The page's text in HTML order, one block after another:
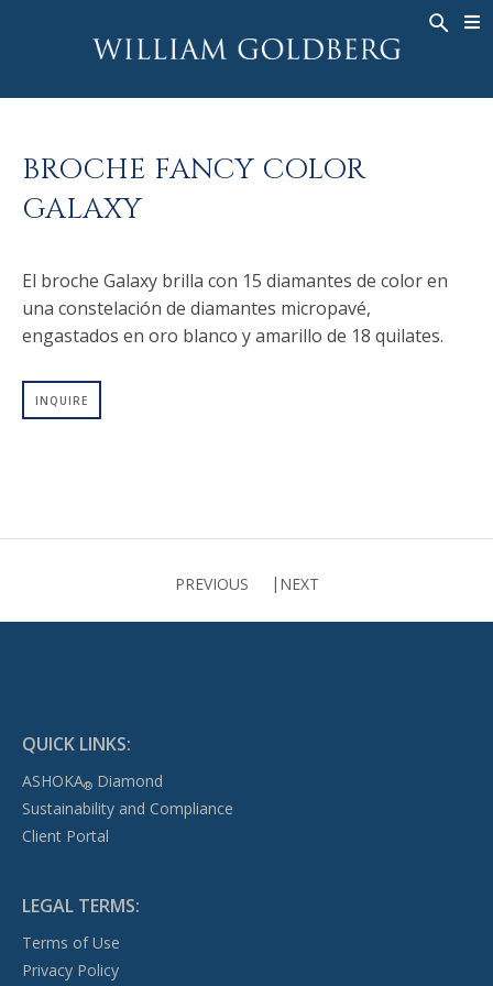
ALTA JOYERÍA
ANILLO PARA HOMBRE
COLLARES
PENDIENTES
PULSERAS
DIAMANTES FANTASÍA
ASHOKA JOYERÍA
ANILLOS
BANDS
COLLARES
COLGANTES
PULSERAS
HISTORIA
ASHOKA®
BROCHE FANCY COLOR
GALAXY
El broche Galaxy brilla con 15 diamantes de color en
una constelación de diamantes micropavé,
engastados en oro blanco y amarillo de 18 quilates.
INQUIRE
PREVIOUS NEXT
QUICK LINKS:
ASHOKA®Diamond
Sustainability and Compliance
Client Portal
LEGAL TERMS:
Terms of Use
Privacy Policy